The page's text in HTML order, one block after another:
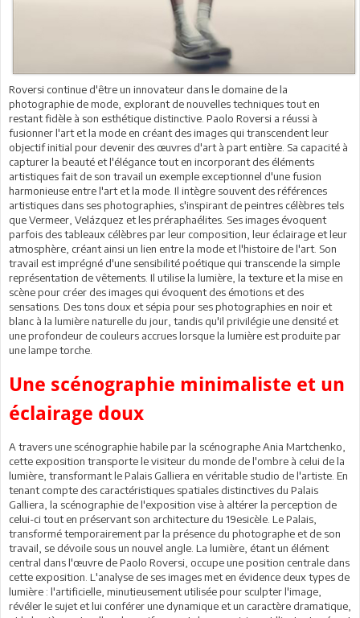
Roversi continue d'être un innovateur dans le domaine de la
photographie de mode, explorant de nouvelles techniques tout en
restant fidèle à son esthétique distinctive. Paolo Roversi a réussi à
fusionner l'art et la mode en créant des images qui transcendent leur
objectif initial pour devenir des œuvres d'art à part entière. Sa capacité à
capturer la beauté et l'élégance tout en incorporant des éléments
artistiques fait de son travail un exemple exceptionnel d'une fusion
harmonieuse entre l'art et la mode. Il intègre souvent des références
artistiques dans ses photographies, s'inspirant de peintres célèbres tels
que Vermeer, Velázquez et les préraphaélites. Ses images évoquent
parfois des tableaux célèbres par leur composition, leur éclairage et leur
atmosphère, créant ainsi un lien entre la mode et l'histoire de l'art. Son
travail est imprégné d'une sensibilité poétique qui transcende la simple
représentation de vêtements. Il utilise la lumière, la texture et la mise en
scène pour créer des images qui évoquent des émotions et des
sensations. Des tons doux et sépia pour ses photographies en noir et
blanc à la lumière naturelle du jour, tandis qu'il privilégie une densité et
une profondeur de couleurs accrues lorsque la lumière est produite par
une lampe torche.
Une scénographie minimaliste et un
éclairage doux
A travers une scénographie habile par la scénographe Ania Martchenko,
cette exposition transporte le visiteur du monde de l'ombre à celui de la
lumière, transformant le Palais Galliera en véritable studio de l'artiste. En
tenant compte des caractéristiques spatiales distinctives du Palais
Galliera, la scénographie de l'exposition vise à altérer la perception de
celui-ci tout en préservant son architecture du 19esicèle. Le Palais,
transformé temporairement par la présence du photographe et de son
travail, se dévoile sous un nouvel angle. La lumière, étant un élément
central dans l'œuvre de Paolo Roversi, occupe une position centrale dans
cette exposition. L'analyse de ses images met en évidence deux types de
lumière : l'artificielle, minutieusement utilisée pour sculpter l'image,
révéler le sujet et lui conférer une dynamique et un caractère dramatique,